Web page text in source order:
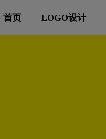
首页 LOGO设计